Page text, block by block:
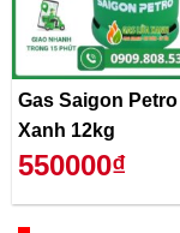
Gas Saigon Petro –
Xanh 12kg
550000₫